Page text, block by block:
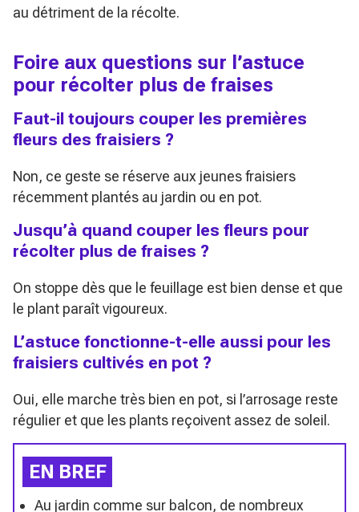
au détriment de la récolte.
Foire aux questions sur l’astuce
pour récolter plus de fraises
Faut-il toujours couper les premières
fleurs des fraisiers ?
Non, ce geste se réserve aux jeunes fraisiers
récemment plantés au jardin ou en pot.
Jusqu’à quand couper les fleurs pour
récolter plus de fraises ?
On stoppe dès que le feuillage est bien dense et que
le plant paraît vigoureux.
L’astuce fonctionne-t-elle aussi pour les
fraisiers cultivés en pot ?
Oui, elle marche très bien en pot, si l’arrosage reste
régulier et que les plants reçoivent assez de soleil.
EN BREF
Au jardin comme sur balcon, de nombreux